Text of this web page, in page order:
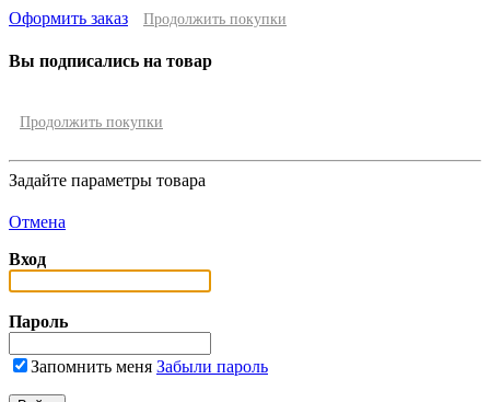
Оформить заказ Продолжить покупки
Вы подписались на товар
Продолжить покупки
Задайте параметры товара
Отмена
Вход
Пароль
Запомнить меня Забыли пароль